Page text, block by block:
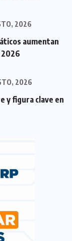
2026
aumentan
2026
2026
y figura clave en